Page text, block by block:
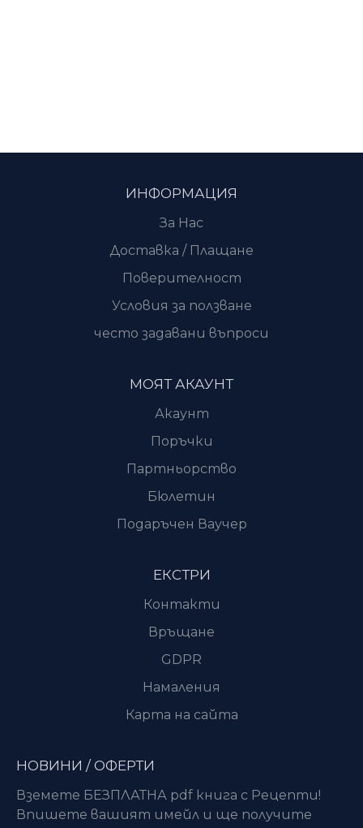
ИНФОРМАЦИЯ
За Нас
Доставка / Плащане
Поверителност
Условия за ползване
често задавани въпроси
МОЯТ АКАУНТ
Акаунт
Поръчки
Партньорство
Бюлетин
Подаръчен Ваучер
ЕКСТРИ
Контакти
Връщане
GDPR
Намаления
Карта на сайта
НОВИНИ / ОФЕРТИ
Вземете БЕЗПЛАТНА pdf книга с Рецепти!
Впишете вашият имейл и ще получите